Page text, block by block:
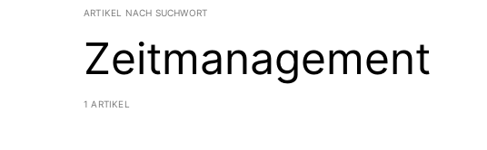
ARTIKEL NACH SUCHWORT
Zeitmanagement
1 ARTIKEL